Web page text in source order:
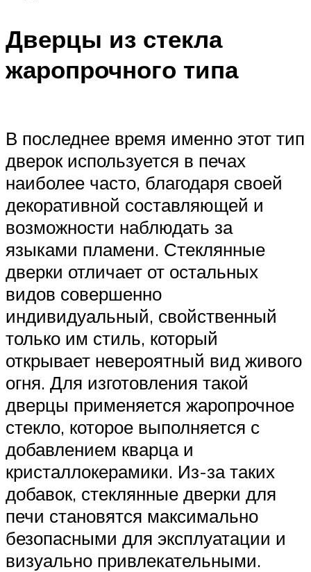
Дверцы из стекла
жаропрочного типа
В последнее время именно этот тип
дверок используется в печах
наиболее часто, благодаря своей
декоративной составляющей и
возможности наблюдать за
языками пламени. Стеклянные
дверки отличает от остальных
видов совершенно
индивидуальный, свойственный
только им стиль, который
открывает невероятный вид живого
огня. Для изготовления такой
дверцы применяется жаропрочное
стекло, которое выполняется с
добавлением кварца и
кристаллокерамики. Из-за таких
добавок, стеклянные дверки для
печи становятся максимально
безопасными для эксплуатации и
визуально привлекательными.